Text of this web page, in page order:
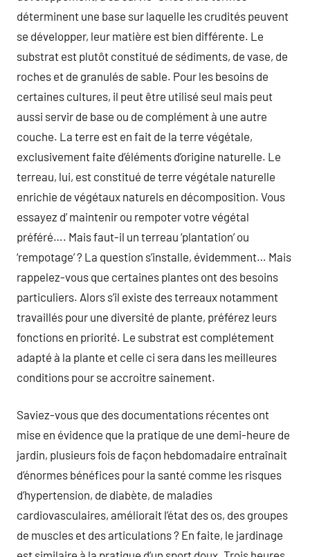
déterminent une base sur laquelle les crudités peuvent
se développer, leur matière est bien différente. Le
substrat est plutôt constitué de sédiments, de vase, de
roches et de granulés de sable. Pour les besoins de
certaines cultures, il peut être utilisé seul mais peut
aussi servir de base ou de complément à une autre
couche. La terre est en fait de la terre végétale,
exclusivement faite d’éléments d’origine naturelle. Le
terreau, lui, est constitué de terre végétale naturelle
enrichie de végétaux naturels en décomposition. Vous
essayez d’ maintenir ou rempoter votre végétal
préféré…. Mais faut-il un terreau ‘plantation’ ou
‘rempotage’ ? La question s’installe, évidemment… Mais
rappelez-vous que certaines plantes ont des besoins
particuliers. Alors s’il existe des terreaux notamment
travaillés pour une diversité de plante, préférez leurs
fonctions en priorité. Le substrat est complétement
adapté à la plante et celle ci sera dans les meilleures
conditions pour se accroitre sainement.
Saviez-vous que des documentations récentes ont
mise en évidence que la pratique de une demi-heure de
jardin, plusieurs fois de façon hebdomadaire entraînait
d’énormes bénéfices pour la santé comme les risques
d’hypertension, de diabète, de maladies
cardiovasculaires, améliorait l’état des os, des groupes
de muscles et des articulations ? En faite, le jardinage